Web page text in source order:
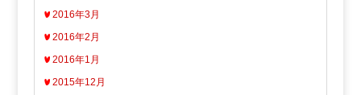
2016年3月
2016年2月
2016年1月
2015年12月